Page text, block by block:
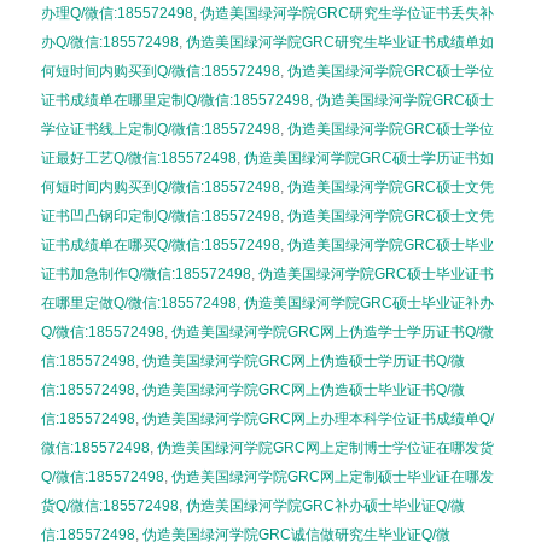
办理Q/微信:185572498, 伪造美国绿河学院GRC研究生学位证书丢失补
办Q/微信:185572498, 伪造美国绿河学院GRC研究生毕业证书成绩单如
何短时间内购买到Q/微信:185572498, 伪造美国绿河学院GRC硕士学位
证书成绩单在哪里定制Q/微信:185572498, 伪造美国绿河学院GRC硕士
学位证书线上定制Q/微信:185572498, 伪造美国绿河学院GRC硕士学位
证最好工艺Q/微信:185572498, 伪造美国绿河学院GRC硕士学历证书如
何短时间内购买到Q/微信:185572498, 伪造美国绿河学院GRC硕士文凭
证书凹凸钢印定制Q/微信:185572498, 伪造美国绿河学院GRC硕士文凭
证书成绩单在哪买Q/微信:185572498, 伪造美国绿河学院GRC硕士毕业
证书加急制作Q/微信:185572498, 伪造美国绿河学院GRC硕士毕业证书
在哪里定做Q/微信:185572498, 伪造美国绿河学院GRC硕士毕业证补办
Q/微信:185572498, 伪造美国绿河学院GRC网上伪造学士学历证书Q/微
信:185572498, 伪造美国绿河学院GRC网上伪造硕士学历证书Q/微
信:185572498, 伪造美国绿河学院GRC网上伪造硕士毕业证书Q/微
信:185572498, 伪造美国绿河学院GRC网上办理本科学位证书成绩单Q/
微信:185572498, 伪造美国绿河学院GRC网上定制博士学位证在哪发货
Q/微信:185572498, 伪造美国绿河学院GRC网上定制硕士毕业证在哪发
货Q/微信:185572498, 伪造美国绿河学院GRC补办硕士毕业证Q/微
信:185572498, 伪造美国绿河学院GRC诚信做研究生毕业证Q/微